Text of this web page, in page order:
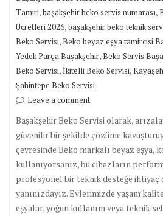
Tamiri,başakşehir beko servis numarası,
Ücretleri 2026,başakşehir beko teknik
Beko Servisi,Beko beyaz eşya tamircisi
Yedek Parça Başakşehir,Beko Servis
Beko Servisi,İkitelli Beko Servisi,
Şahintepe Beko Servisi
Leave a comment
Başakşehir Beko Servisi olarak,
güvenilir bir şekilde çözüme
çevresinde Beko markalı beyaz eşya,
kullanıyorsanız, bu cihazların
profesyonel bir teknik desteğe ihtiyaç
yanınızdayız. Evlerimizde yaşam
eşyalar, yoğun kullanım veya teknik